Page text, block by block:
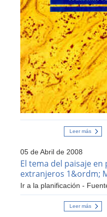
Leer más sobre
05 de Abril de 2008
El tema del paisaje
extranjeros 1&ordm;
Ir a la planificación -
Leer más sobre
El